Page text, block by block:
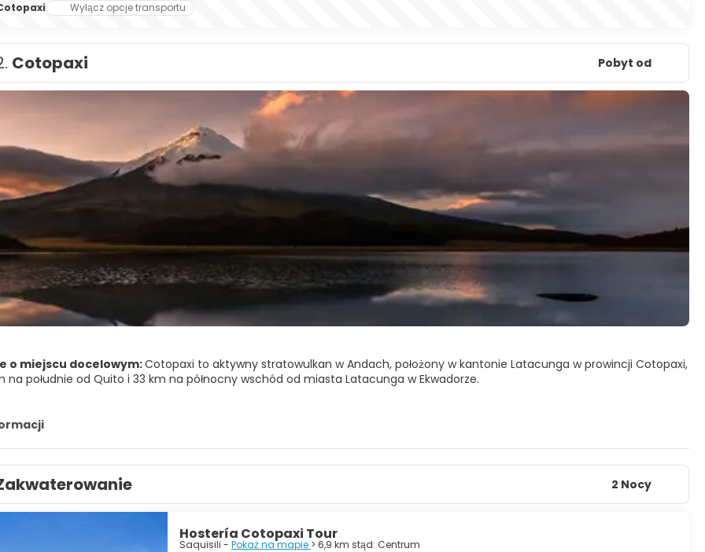
Wyłącz opcje transportu
Cotopaxi Pobyt od
o miejscu docelowym:Cotopaxi to aktywny stratowulkan w Andach, położony w kantonie Latacunga w prowincji Cotopaxi,
na południe od Quito i 33 km na północny wschód od miasta Latacunga w Ekwadorze.
trwała od sierpnia 2015 do stycznia 2016 roku. Cotopaxi był oficjalnie zamknięty dla wspinaczki przez władze, aż do
otwarcia 7 października 2017 roku.
2 Nocy
Hostería Cotopaxi Tour
Saquisili - Pokaż na mapie > 6,9 km stąd: Centrum